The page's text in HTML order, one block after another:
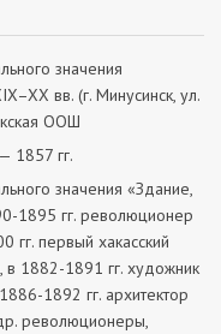
значения
вв. (г. Минусинск, ул.
ООШ
1857 гг.
значения «Здание,
1895 гг. революционер
гг. первый хакасский
1882-1891 гг. художник
1892 гг. архитектор
революционеры,